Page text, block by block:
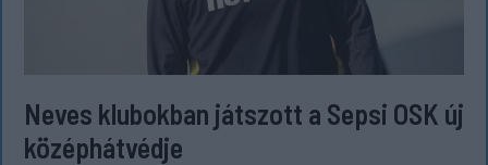
Neves klubokban játszott a Sepsi OSK új
középhátvédje